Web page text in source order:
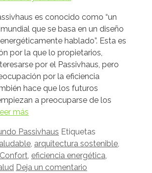
es conocido como “un
que se basa en un diseño
hablado”. Esta es
por la que lo propietarios,
por el Passivhaus, pero
por la eficiencia
hace que los futuros
a preocuparse de los
más
Passivhaus Etiquetas
, arquitectura sostenible,
Confort, eficiencia energética,
Deja un comentario